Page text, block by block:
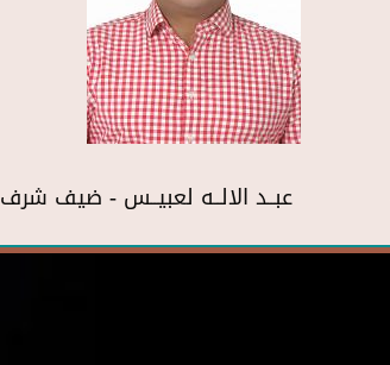
عبــد الالــه لعبيــس - ضيف شرف